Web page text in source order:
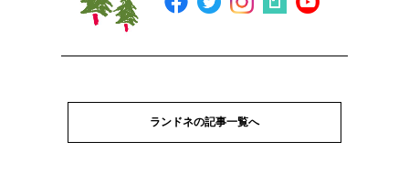
ランドネの記事一覧へ